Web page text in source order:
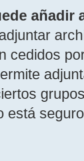
añadir
cedidos
está